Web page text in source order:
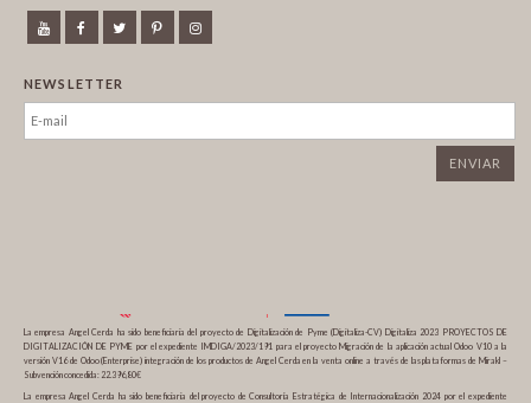
NEWSLETTER
La empresa Angel Cerda ha sido beneficiaria del proyecto de Digitalización de Pyme (Digitaliza-CV) Digitaliza 2023 PROYECTOS DE
DIGITALIZACIÓN DE PYME por el expediente IMDIGA/2023/191 para el proyecto Migración de la aplicación actual Odoo V10 a la
versión V16 de Odoo (Enterprise) integración de los productos de Angel Cerda en la venta online a través de las plataformas de Mirakl –
Subvención concedida: 22.396,80€
La empresa Angel Cerda ha sido beneficiaria del proyecto de Consultoría Estratégica de Internacionalización 2024 por el expediente